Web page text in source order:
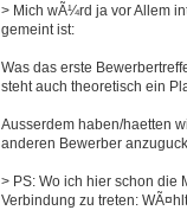
> Mich wÃ¼rd ja vor Allem
gemeint ist:
Was das erste
steht auch theoretisch ein
Ausserdem haben/haetten
anderen Bewerber
> PS: Wo ich hier schon die
Verbindung zu treten: